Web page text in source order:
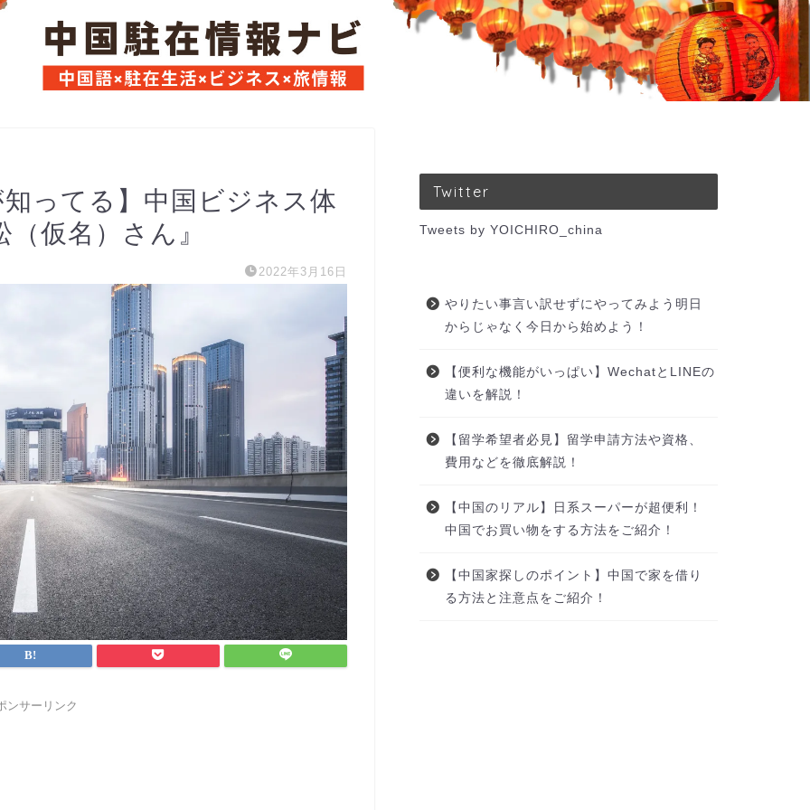
ってる】中国ビジネス体
仮名）さん』
2022年3月16日
ンサーリンク
Twitter
Tweets by YOICHIRO_china
やりたい事言い訳せずにやってみよう明日
からじゃなく今日から始めよう！
【便利な機能がいっぱい】WechatとLINEの
違いを解説！
【留学希望者必見】留学申請方法や資格、
費用などを徹底解説！
【中国のリアル】日系スーパーが超便利！
中国でお買い物をする方法をご紹介！
【中国家探しのポイント】中国で家を借り
る方法と注意点をご紹介！